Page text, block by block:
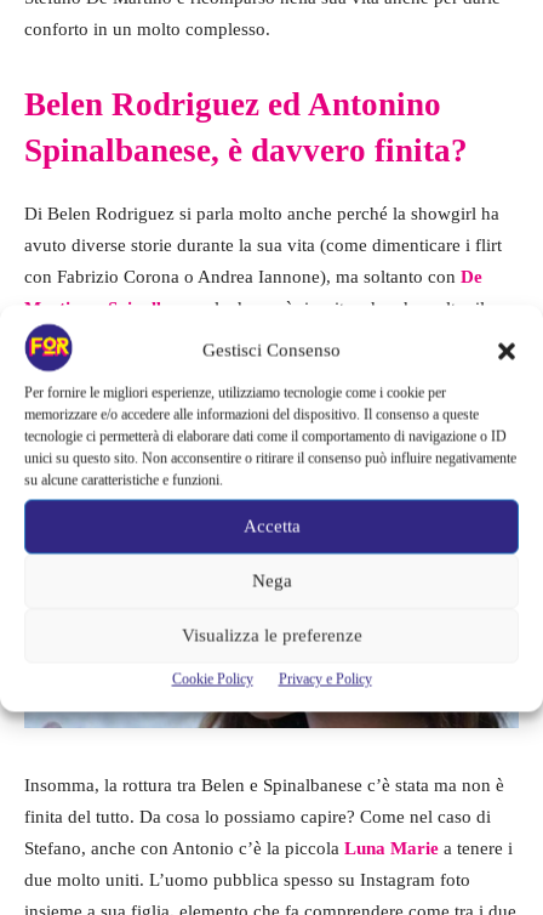
Gestisci Consenso
Per fornire le migliori esperienze, utilizziamo tecnologie come i cookie per
memorizzare e/o accedere alle informazioni del dispositivo. Il consenso a queste
tecnologie ci permetterà di elaborare dati come il comportamento di navigazione o ID
unici su questo sito. Non acconsentire o ritirare il consenso può influire negativamente
su alcune caratteristiche e funzioni.
Accetta
Nega
Visualizza le preferenze
Cookie Policy Privacy e Policy
conforto in un molto complesso.
Belen Rodriguez ed Antonino
Spinalbanese, è davvero finita?
Di Belen Rodriguez si parla molto anche perché la showgirl ha
avuto diverse storie durante la sua vita (come dimenticare i flirt
con Fabrizio Corona o Andrea Iannone), ma soltanto con De
Martino e Spinalbanese
la donna è riuscita ad andare oltre il
flirt, addirittura mettendo su famiglia con entrambi. E con
nessuno dei due, va detto, ha poi mantenuto la storia viva.
Almeno non nella maniera che tutti noi ci saremo aspettati.
Insomma, la rottura tra Belen e Spinalbanese c’è stata ma non è
finita del tutto. Da cosa lo possiamo capire? Come nel caso di
Stefano, anche con Antonio c’è la piccola Luna Marie a tenere i
due molto uniti. L’uomo pubblica spesso su Instagram foto